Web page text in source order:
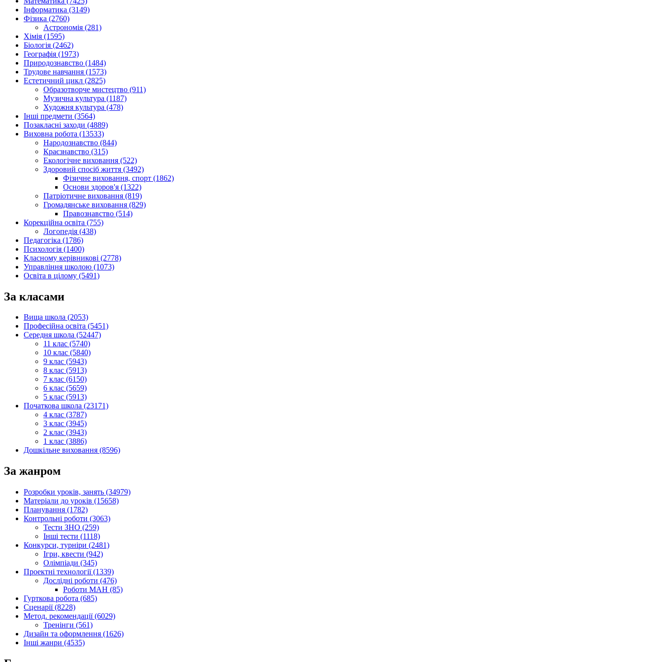
Інформатика (3149)
Фізика (2760)
Астрономія (281)
Хімія (1595)
Біологія (2462)
Географія (1973)
Природознавство (1484)
Трудове навчання (1573)
Естетичний цикл (2825)
Образотворче мистецтво (911)
Музична культура (1187)
Художня культура (478)
Інші предмети (3564)
Позакласні заходи (4889)
Виховна робота (13533)
Народознавство (844)
Краєзнавство (315)
Екологічне виховання (522)
Здоровий спосіб життя (3492)
Фізичне виховання, спорт (1862)
Основи здоров'я (1322)
Патріотичне виховання (819)
Громадянське виховання (829)
Правознавство (514)
Корекційна освіта (755)
Логопедія (438)
Педагогіка (1786)
Психологія (1400)
Класному керівникові (2778)
Управління школою (1073)
Освіта в цілому (5491)
За класами
Вища школа (2053)
Професійна освіта (5451)
Середня школа (52447)
11 клас (5740)
10 клас (5840)
9 клас (5943)
8 клас (5913)
7 клас (6150)
6 клас (5659)
5 клас (5913)
Початкова школа (23171)
4 клас (3787)
3 клас (3945)
2 клас (3943)
1 клас (3886)
Дошкільне виховання (8596)
За жанром
Розробки уроків, занять (34979)
Матеріали до уроків (15658)
Планування (1782)
Контрольні роботи (3063)
Тести ЗНО (259)
Інші тести (1118)
Конкурси, турніри (2481)
Ігри, квести (942)
Олімпіади (345)
Проектні технології (1339)
Дослідні роботи (476)
Роботи МАН (85)
Гурткова робота (685)
Сценарії (8228)
Метод. рекомендації (6029)
Тренінги (561)
Дизайн та оформлення (1626)
Інші жанри (4535)